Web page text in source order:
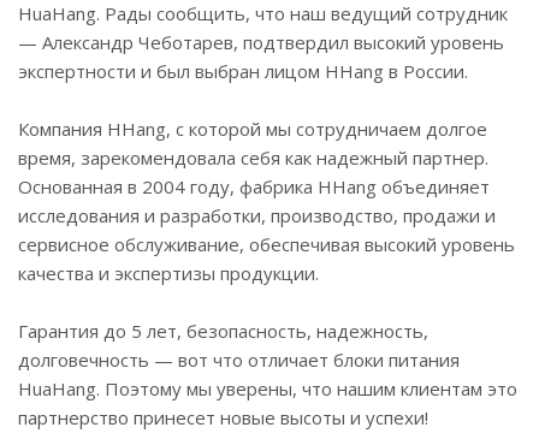
HuaHang. Рады сообщить, что наш ведущий сотрудник
— Александр Чеботарев, подтвердил высокий уровень
экспертности и был выбран лицом HHang в России.
Компания HHang, с которой мы сотрудничаем долгое
время, зарекомендовала себя как надежный партнер.
Основанная в 2004 году, фабрика HHang объединяет
исследования и разработки, производство, продажи и
сервисное обслуживание, обеспечивая высокий уровень
качества и экспертизы продукции.
Гарантия до 5 лет, безопасность, надежность,
долговечность — вот что отличает блоки питания
HuaHang. Поэтому мы уверены, что нашим клиентам это
партнерство принесет новые высоты и успехи!